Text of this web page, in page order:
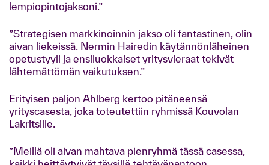
lempiopintojaksoni.”
”Strategisen markkinoinnin jakso oli fantastinen, olin
aivan liekeissä. Nermin Hairedin käytännönläheinen
opetustyyli ja ensiluokkaiset yritysvieraat tekivät
lähtemättömän vaikutuksen.”
Erityisen paljon Ahlberg kertoo pitäneensä
yrityscasesta, joka toteutettiin ryhmissä Kouvolan
Lakritsille.
”Meillä oli aivan mahtava pienryhmä tässä casessa,